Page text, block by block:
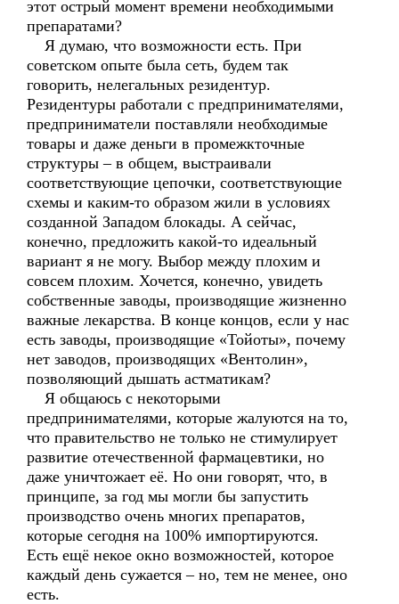
этот острый момент времени необходимыми
препаратами?
Я думаю, что возможности есть. При
советском опыте была сеть, будем так
говорить, нелегальных резидентур.
Резидентуры работали с предпринимателями,
предприниматели поставляли необходимые
товары и даже деньги в промежкточные
структуры – в общем, выстраивали
соответствующие цепочки, соответствующие
схемы и каким-то образом жили в условиях
созданной Западом блокады. А сейчас,
конечно, предложить какой-то идеальный
вариант я не могу. Выбор между плохим и
совсем плохим. Хочется, конечно, увидеть
собственные заводы, производящие жизненно
важные лекарства. В конце концов, если у нас
есть заводы, производящие «Тойоты», почему
нет заводов, производящих «Вентолин»,
позволяющий дышать астматикам?
Я общаюсь с некоторыми
предпринимателями, которые жалуются на то,
что правительство не только не стимулирует
развитие отечественной фармацевтики, но
даже уничтожает её. Но они говорят, что, в
принципе, за год мы могли бы запустить
производство очень многих препаратов,
которые сегодня на 100% импортируются.
Есть ещё некое окно возможностей, которое
каждый день сужается – но, тем не менее, оно
есть.